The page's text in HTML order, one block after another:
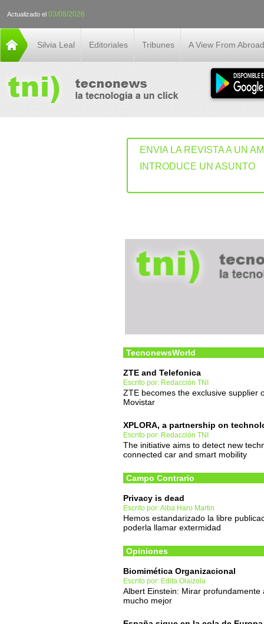
Actualizado el 03/08/2026
Silvia Leal Editoriales Tribunes A View From Abroad
ENVIA LA REVISTA A UN
INTRODUCE UN ASUNTO
TecnonewsWorld
ZTE and Telefonica
Escrito por: Redacción TNI
ZTE becomes the exclusive supplier
Movistar
XPLORA, a partnership on
Escrito por: Redacción TNI
The initiative aims to detect new
connected car and smart mobility
Campo Contrario
Privacy is dead
Escrito por: Alba Haro Martin
Hemos estandarizado la libre
poderla llamar extermidad
Opiniones
Biomimética Organizacional
Escrito por: Edita Olaizola
Albert Einstein: Mirar
mucho mejor